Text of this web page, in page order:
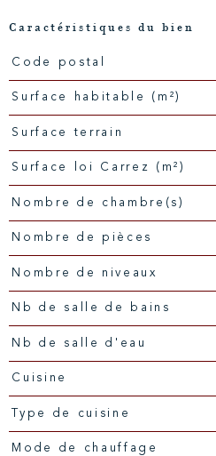
Caractéristiques du bien
Caractéristiques Valeurs
Code postal
Surface habitable (m²)
surface terrain
Surface loi Carrez (m²)
Nombre de chambre(s)
Nombre de pièces
Nombre de niveaux
Nb de salle de bains
Nb de salle d'eau
Cuisine
Type de cuisine
Mode de chauffage